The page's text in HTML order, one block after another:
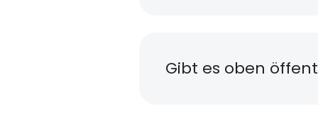
Gibt es oben